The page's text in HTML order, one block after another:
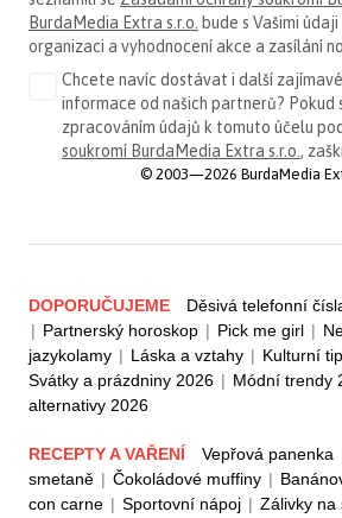
BurdaMedia Extra s.r.o. bude s Vašimi
organizaci a vyhodnocení akce a zasílání
Chcete navíc dostávat i další
informace od našich partnerů? Pokud
zpracováním údajů k tomuto účelu
soukromí BurdaMedia Extra s.r.o.,
© 2003—2026 BurdaMedia
DOPORUČUJEME Děsivá telefonní
| Partnerský horoskop | Pick me girl |
jazykolamy | Láska a vztahy | Kulturní
Svátky a prázdniny 2026 | Módní trendy
alternativy 2026
RECEPTY A VAŘENÍ Vepřová panenka
smetaně | Čokoládové muffiny |
con carne | Sportovní nápoj | Zálivky na